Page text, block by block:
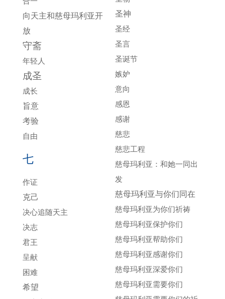
向天主和慈母玛利亚开
放
守斋
年轻人
成圣
成长
旨意
考验
自由
七
作证
克己
决心追随天主
决志
君王
呈献
困难
希望
圣神
圣经
圣言
圣诞节
嫉妒
意向
感恩
感谢
慈悲
慈悲工程
慈母玛利亚：和她一同出
发
慈母玛利亚与你们同在
慈母玛利亚为你们祈祷
慈母玛利亚保护你们
慈母玛利亚帮助你们
慈母玛利亚感谢你们
慈母玛利亚深爱你们
慈母玛利亚需要你们